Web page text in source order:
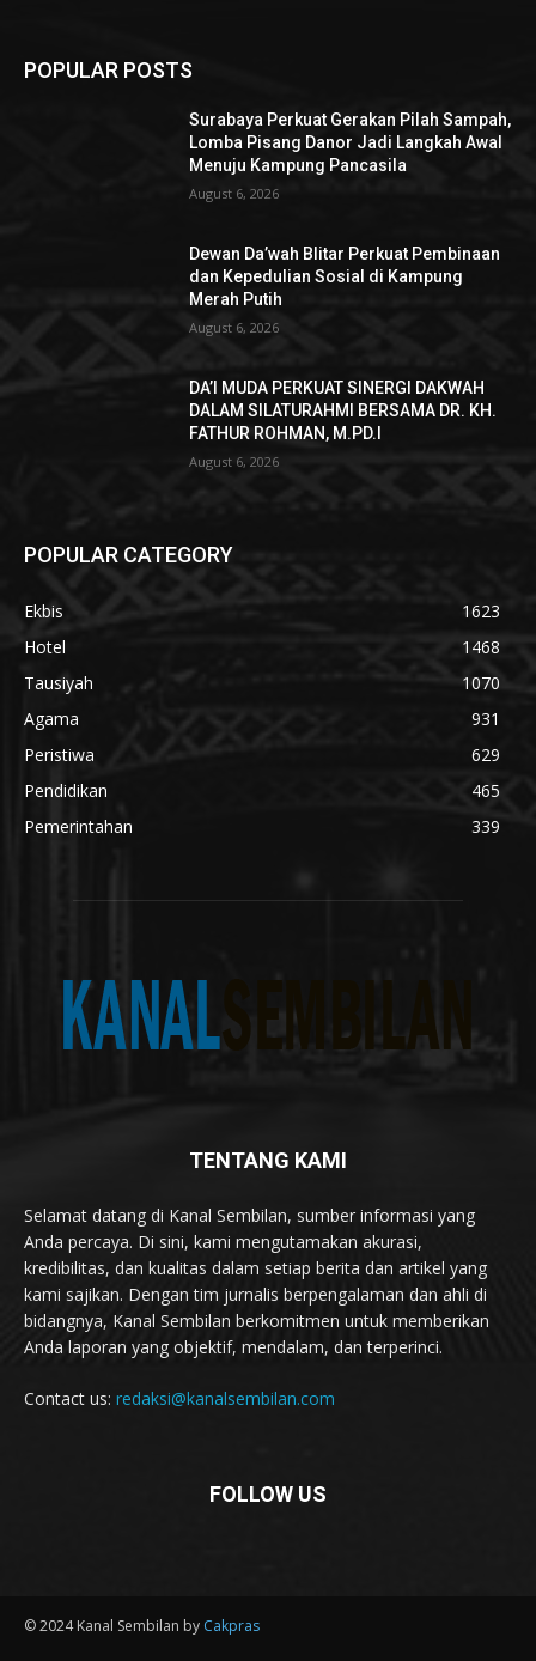
POPULAR POSTS
Surabaya Perkuat Gerakan Pilah Sampah,
Lomba Pisang Danor Jadi Langkah Awal
Menuju Kampung Pancasila
August 6, 2026
Dewan Da’wah Blitar Perkuat Pembinaan
dan Kepedulian Sosial di Kampung
Merah Putih
August 6, 2026
DA’I MUDA PERKUAT SINERGI DAKWAH
DALAM SILATURAHMI BERSAMA DR. KH.
FATHUR ROHMAN, M.PD.I
August 6, 2026
POPULAR CATEGORY
Ekbis
1623
Hotel
1468
Tausiyah
1070
Agama
931
Peristiwa
629
Pendidikan
465
Pemerintahan
339
TENTANG KAMI
Selamat datang di Kanal Sembilan, sumber informasi yang
Anda percaya. Di sini, kami mengutamakan akurasi,
kredibilitas, dan kualitas dalam setiap berita dan artikel yang
kami sajikan. Dengan tim jurnalis berpengalaman dan ahli di
bidangnya, Kanal Sembilan berkomitmen untuk memberikan
Anda laporan yang objektif, mendalam, dan terperinci.
Contact us: redaksi@kanalsembilan.com
FOLLOW US
© 2024 Kanal Sembilan by Cakpras